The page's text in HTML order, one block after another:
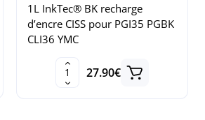
1L InkTec® BK recharge
d’encre CISS pour PGI35 PGBK
CLI36 YMC
27.90€